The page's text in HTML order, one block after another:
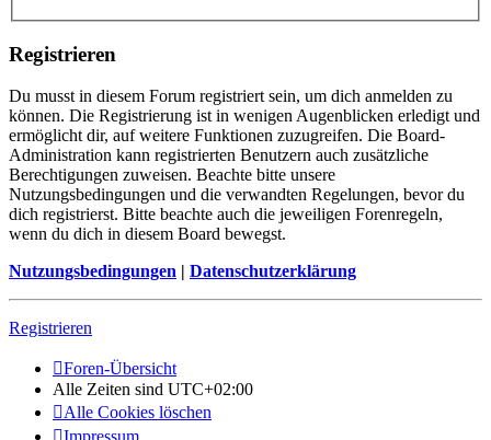
Registrieren
Du musst in diesem Forum registriert sein, um dich anmelden zu
können. Die Registrierung ist in wenigen Augenblicken erledigt und
ermöglicht dir, auf weitere Funktionen zuzugreifen. Die Board-
Administration kann registrierten Benutzern auch zusätzliche
Berechtigungen zuweisen. Beachte bitte unsere
Nutzungsbedingungen und die verwandten Regelungen, bevor du
dich registrierst. Bitte beachte auch die jeweiligen Forenregeln,
wenn du dich in diesem Board bewegst.
Nutzungsbedingungen | Datenschutzerklärung
Registrieren
Foren-Übersicht
Alle Zeiten sind UTC+02:00
Alle Cookies löschen